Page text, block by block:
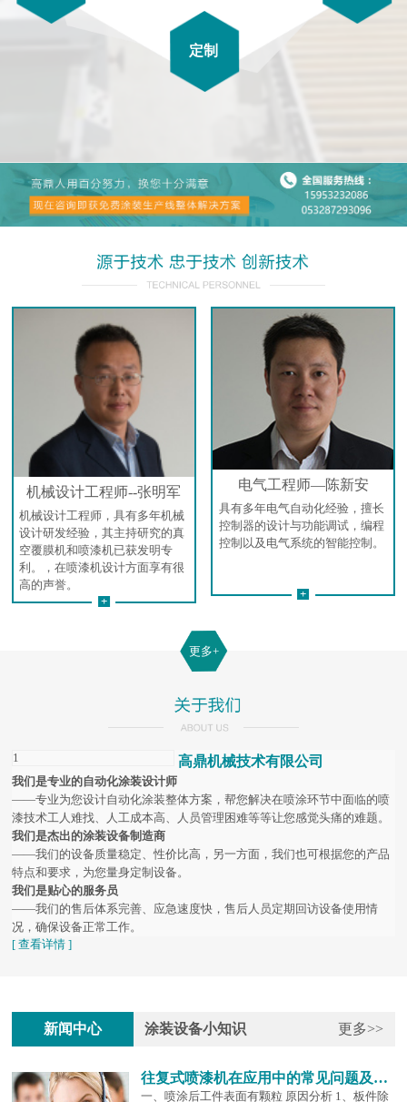
定制
电气工程师—陈新安
具有多年电气自动化经验，擅长
控制器的设计与功能调试，编程
控制以及电气系统的智能控制。
+
机械设计工程师--张明军
机械设计工程师，具有多年机械
设计研发经验，其主持研究的真
空覆膜机和喷漆机已获发明专
利。，在喷漆机设计方面享有很
高的声誉。
+
更多+
1 高鼎机械技术有限公司
我们是专业的自动化涂装设计师
——专业为您设计自动化涂装整体方案，帮您解决在喷涂环节中面临的喷
漆技术工人难找、人工成本高、人员管理困难等等让您感觉头痛的难题。
我们是杰出的涂装设备制造商
——我们的设备质量稳定、性价比高，另一方面，我们也可根据您的产品
特点和要求，为您量身定制设备。
我们是贴心的服务员
——我们的售后体系完善、应急速度快，售后人员定期回访设备使用情
况，确保设备正常工作。
[ 查看详情 ]
新闻中心 涂装设备小知识 更多>>
往复式喷漆机在应用中的常见问题及解...
一、喷涂后工件表面有颗粒 原因分析 1、板件除